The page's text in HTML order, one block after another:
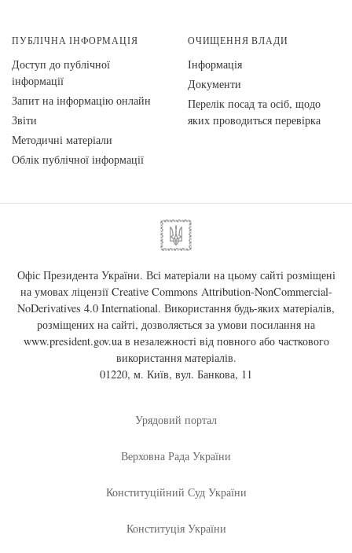
ПУБЛІЧНА ІНФОРМАЦІЯ
Доступ до публічної
інформації
Запит на інформацію онлайн
Звіти
Методичні матеріали
Облік публічної інформації
ОЧИЩЕННЯ ВЛАДИ
Інформація
Документи
Перелік посад та осіб, щодо
яких проводиться перевірка
Офіс Президента України. Всі матеріали на цьому сайті розміщені
на умовах ліцензії Creative Commons Attribution-NonCommercial-
NoDerivatives 4.0 International. Використання будь-яких матеріалів,
розміщених на сайті, дозволяється за умови посилання на
www.president.gov.uaв незалежності від повного або часткового
використання матеріалів.
01220, м. Київ, вул. Банкова, 11
Урядовий портал
Верховна Рада України
Конституційний Суд України
Конституція України